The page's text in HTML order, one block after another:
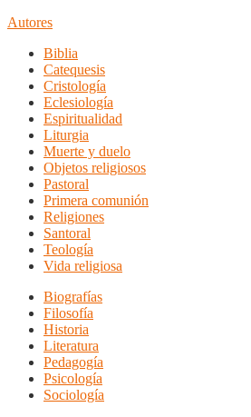
Autores
Biblia
Catequesis
Cristología
Eclesiología
Espiritualidad
Liturgia
Muerte y duelo
Objetos religiosos
Pastoral
Primera comunión
Religiones
Santoral
Teología
Vida religiosa
Biografías
Filosofía
Historia
Literatura
Pedagogía
Psicología
Sociología